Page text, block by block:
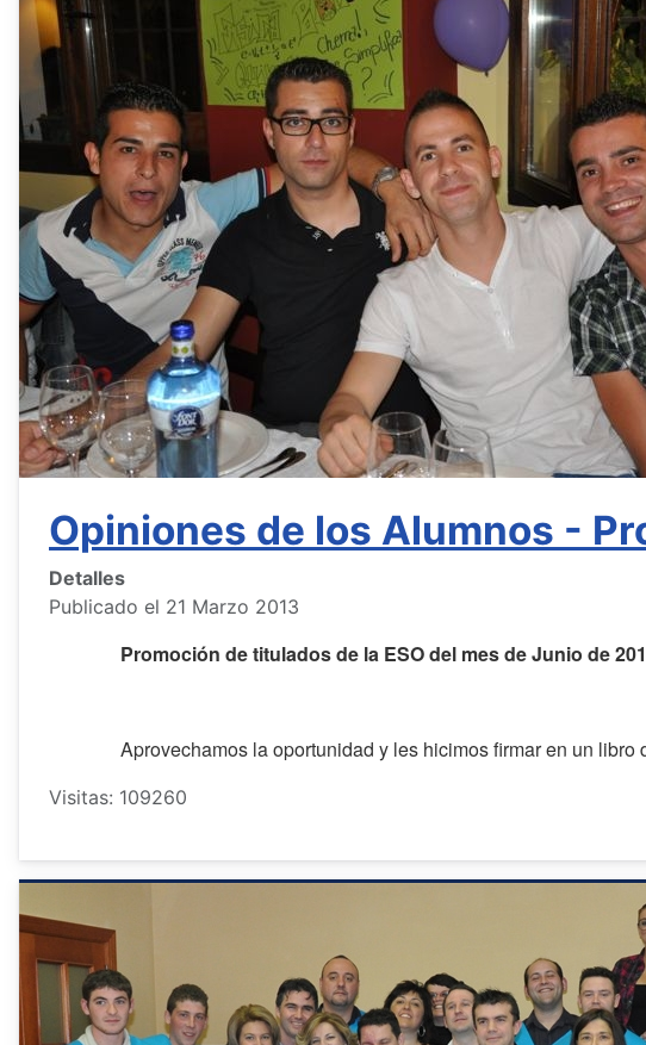
Opiniones de los Alumnos -
Detalles
Publicado el 21 Marzo 2013
Promoción de titulados de la ESO del mes de Junio de
Aprovechamos la oportunidad y les hicimos firmar en un
Visitas: 109260